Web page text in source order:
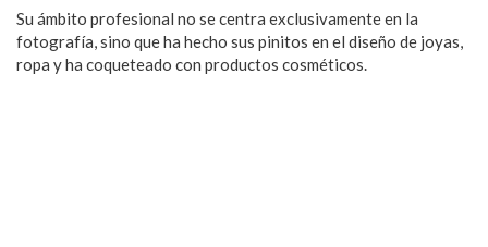
Su ámbito profesional no se centra exclusivamente en la
fotografía, sino que ha hecho sus pinitos en el diseño de joyas,
ropa y ha coqueteado con productos cosméticos.